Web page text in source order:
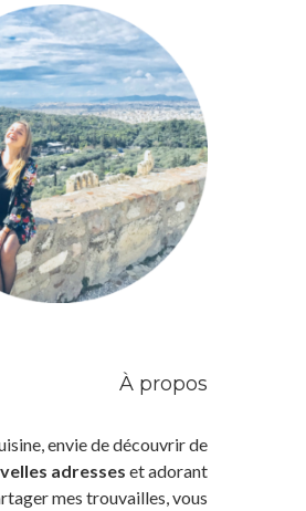
À propos
envie de découvrir de
adresses et adorant
mes trouvailles, vous